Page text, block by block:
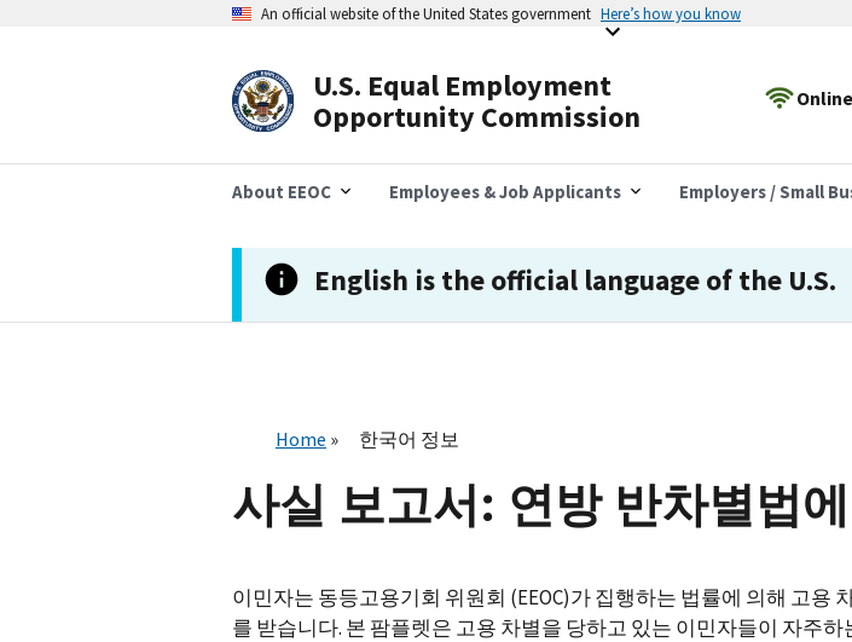
너
An official website of the United States government Here’s how you know
U.S. Equal Employment
Opportunity Commission
About EEOC Employees & Job Applicants Employers / Small
English is the official language of the U.S.
Home 한국어 정보
사실 보고서: 연방 반차별법
이민자는 동등고용기회 위원회 (EEOC)가 집행하는 법률에 의해 고용
를 받습니다. 본 팜플렛은 고용 차별을 당하고 있는 이민자들이 자주하